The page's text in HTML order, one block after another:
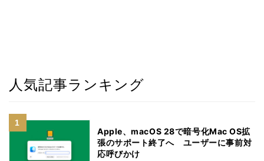
人気記事ランキング
Apple、macOS 28で暗号化Mac OS拡
張のサポート終了へ ユーザーに事前対
応呼びかけ